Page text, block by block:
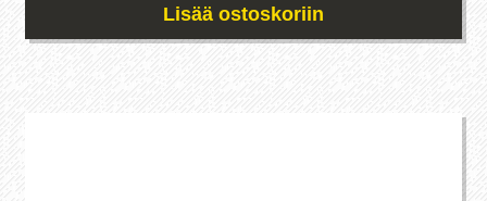
Lisää ostoskoriin